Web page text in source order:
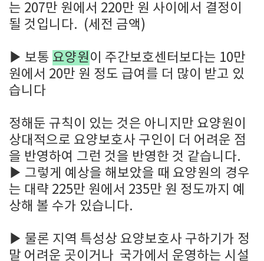
는 207만 원에서 220만 원 사이에서 결정이
될 것입니다. (세전 금액)
▶ 보통 요양원이 주간보호센터보다는 10만
원에서 20만 원 정도 급여를 더 많이 받고 있
습니다
정해둔 규칙이 있는 것은 아니지만 요양원이
상대적으로 요양보호사 구인이 더 어려운 점
을 반영하여 그런 것을 반영한 것 같습니다.
▶ 그렇게 예상을 해보았을 때 요양원의 경우
는 대략 225만 원에서 235만 원 정도까지 예
상해 볼 수가 있습니다.
▶ 물론 지역 특성상 요양보호사 구하기가 정
말 어려운 곳이거나 국가에서 운영하는 시설